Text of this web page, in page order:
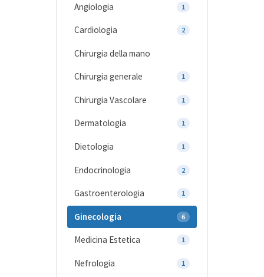
Angiologia 1
Cardiologia 2
Chirurgia della mano
Chirurgia generale 1
Chirurgia Vascolare 1
Dermatologia 1
Dietologia 1
Endocrinologia 2
Gastroenterologia 1
Ginecologia 6
Medicina Estetica 1
Nefrologia 1